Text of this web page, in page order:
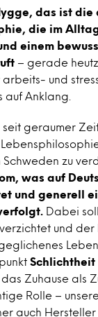
das ist die
die im
einem
– gerade
arbeits- und
auf Anklang.
seit geraumer
zu
was auf
und generell
Dabei
und der
Schlichtheit
Zuhause als
Rolle –
auch Hersteller